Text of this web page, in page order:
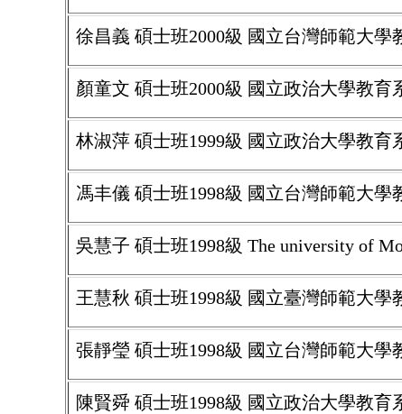
徐昌義 碩士班2000級 國立台灣師範大學
顏童文 碩士班2000級 國立政治大學教育
林淑萍 碩士班1999級 國立政治大學教育
馮丰儀 碩士班1998級 國立台灣師範大學
吳慧子 碩士班1998級 The university of
王慧秋 碩士班1998級 國立臺灣師範大學
張靜瑩 碩士班1998級 國立台灣師範大學
陳賢舜 碩士班1998級 國立政治大學教育